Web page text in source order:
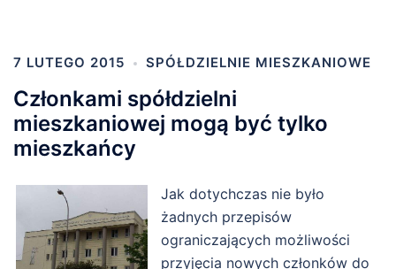
7 LUTEGO 2015 SPÓŁDZIELNIE MIESZKANIOWE
Członkami spółdzielni
mieszkaniowej mogą być tylko
mieszkańcy
Jak dotychczas nie było
żadnych przepisów
ograniczających możliwości
przyjęcia nowych członków do